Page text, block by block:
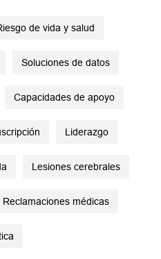
de vida y salud
Soluciones de datos
Capacidades de apoyo
Liderazgo
Lesiones cerebrales
Reclamaciones médicas